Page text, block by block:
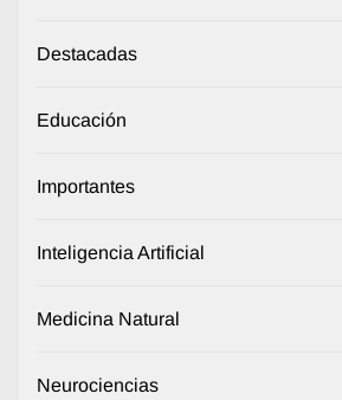
Destacadas
Educación
Importantes
Inteligencia Artificial
Medicina Natural
Neurociencias